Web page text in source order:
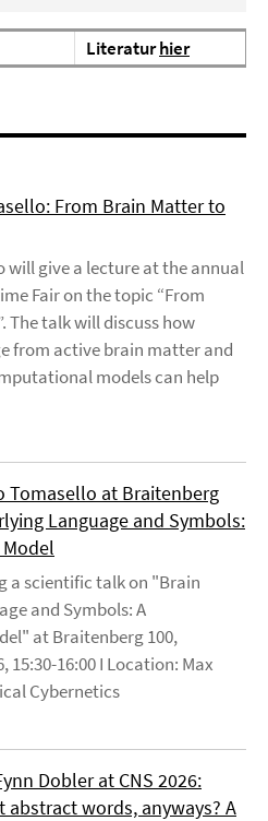
Literaturhier
From Brain Matter to
will give a lecture at the annual
Fair on the topic “From
The talk will discuss how
from active brain matter and
models can help
Tomasello at Braitenberg
Language and Symbols:
a scientific talk on "Brain
and Symbols: A
at Braitenberg 100,
15:30-16:00 I Location: Max
Cybernetics
Dobler at CNS 2026:
words, anyways? A